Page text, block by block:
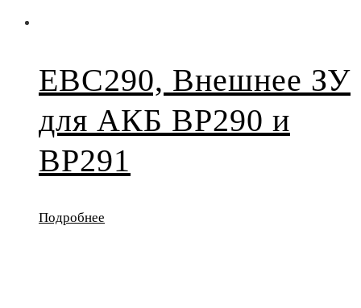
EBC290, Внешнее ЗУ
для АКБ BP290 и
BP291
Подробнее